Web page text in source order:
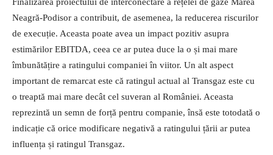
Neagră-Podisor a contribuit, de asemenea, la reducerea riscurilor
de execuție. Aceasta poate avea un impact pozitiv asupra
estimărilor EBITDA, ceea ce ar putea duce la o și mai mare
îmbunătățire a ratingului companiei în viitor. Un alt aspect
important de remarcat este că ratingul actual al Transgaz este cu
o treaptă mai mare decât cel suveran al României. Aceasta
reprezintă un semn de forță pentru companie, însă este totodată o
indicație că orice modificare negativă a ratingului țării ar putea
influența și ratingul Transgaz.